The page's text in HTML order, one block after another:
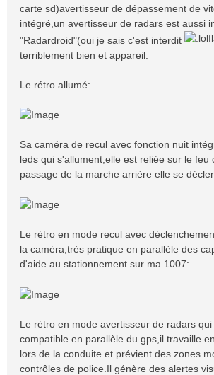
carte sd)avertisseur de dépassement de
intégré,un avertisseur de radars est aussi
"Radardroid"(oui je sais c'est interdit
terriblement bien et appareil:
Le rétro allumé:
Sa caméra de recul avec fonction nuit
leds qui s'allument,elle est reliée sur le feu
passage de la marche arrière elle se
Le rétro en mode recul avec
la caméra,très pratique en parallèle des
d'aide au stationnement sur ma 1007:
Le rétro en mode avertisseur de radars
compatible en parallèle du gps,il travaille
lors de la conduite et prévient des zones
contrôles de police.Il génère des alertes